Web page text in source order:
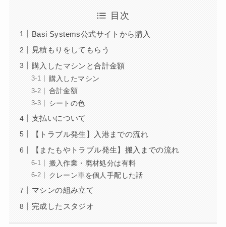
目次
Basi Systems公式サイトから購入
見積もりをしてもらう
購入したマシンと合計金額
購入したマシン
合計金額
シートの色
支払いについて
【トラブル発生】入港までの流れ
【またもやトラブル発生】搬入までの流れ
搬入作業・廃材処分は有料
クレーン車を個人手配した話
マシンの組み立て
完成したスタジオ